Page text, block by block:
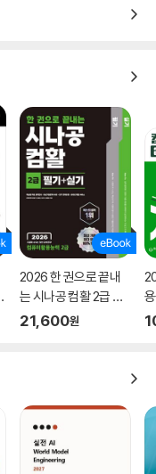
2026 한 권으로 끝내
는 시나공 컴활 2급 필
기+실기
21,600원